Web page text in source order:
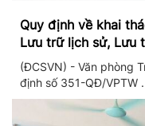
Quy định về khai
Lưu trữ lịch sử, Lưu
Đảng và Văn phòng
(ĐCSVN) - Văn phòng
định số 351-QĐ/VPTW